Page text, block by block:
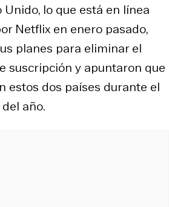
lo que está en línea
Netflix en enero pasado,
planes para eliminar el
suscripción y apuntaron que
estos dos países durante el
año.